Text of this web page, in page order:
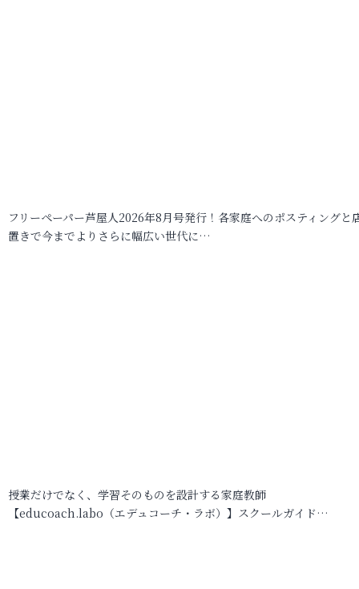
フリーペーパー芦屋人2026年8月号発行！各家庭へのポスティングと
置きで今までよりさらに幅広い世代に…
授業だけでなく、学習そのものを設計する家庭教師
【educoach.labo（エデュコーチ・ラボ）】スクールガイド…